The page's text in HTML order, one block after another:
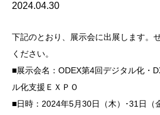
2024.04.30
下記のとおり、展示会に出展します。
ください。
■展示会名：ODEX第4回デジタル化・
ル化支援ＥＸＰＯ
■日時：2024年5月30日（木）･31日（